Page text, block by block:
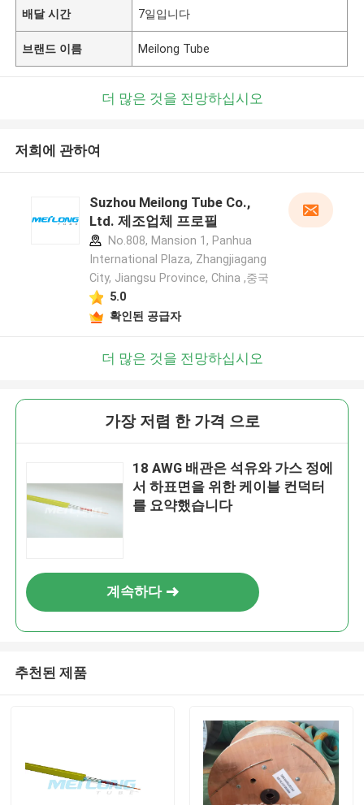
배달 시간 7일입니다
브랜드 이름 Meilong Tube
더 많은 것을 전망하십시오
저희에 관하여
Suzhou Meilong Tube Co.,
Ltd. 제조업체 프로필
No.808, Mansion 1, Panhua
International Plaza, Zhangjiagang
City, Jiangsu Province, China ,중국
5.0
확인된 공급자
더 많은 것을 전망하십시오
가장 저렴 한 가격 으로
18 AWG 배관은 석유와 가스 정에
서 하표면을 위한 케이블 컨덕터
를 요약했습니다
계속하다
추천된 제품